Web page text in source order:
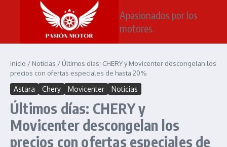
Saltar al contenido
Apasionados por los
motores.
Inicio / Noticias / Últimos días: CHERY y Movicenter descongelan los
precios con ofertas especiales de hasta 20%
Astara Chery Movicenter Noticias
Últimos días: CHERY y
Movicenter descongelan los
precios con ofertas especiales de